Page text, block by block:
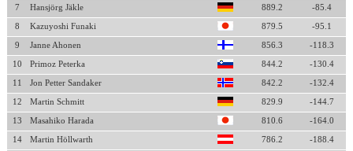
7 Hansjörg Jäkle 889.2 -85.4
8 Kazuyoshi Funaki 879.5 -95.1
9 Janne Ahonen 856.3 -118.3
10 Primoz Peterka 844.2 -130.4
11 Jon Petter Sandaker 842.2 -132.4
12 Martin Schmitt 829.9 -144.7
13 Masahiko Harada 810.6 -164.0
14 Martin Höllwarth 786.2 -188.4